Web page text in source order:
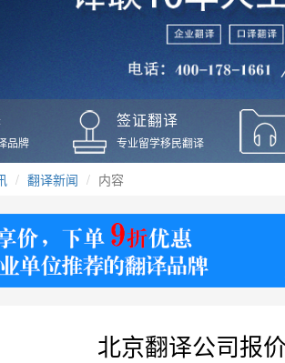
日语翻译
德语翻译
老挝
银行流水翻译
驾照翻译
疫苗本翻译
新冠疫苗接种证明翻
核酸检测报告英文
译
品牌
签证翻译
专业留学移民翻译
翻译新闻 内容
北京翻译公司报